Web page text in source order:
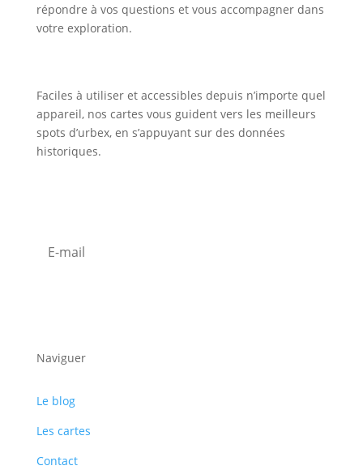
répondre à vos questions et vous accompagner dans
votre exploration.
Faciles à utiliser et accessibles depuis n’importe quel
appareil, nos cartes vous guident vers les meilleurs
spots d’urbex, en s’appuyant sur des données
historiques.
Naviguer
Le blog
Les cartes
Contact